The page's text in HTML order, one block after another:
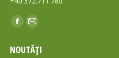
Find us on:
Facebook
opens
Mail
opens
NOUTĂȚI